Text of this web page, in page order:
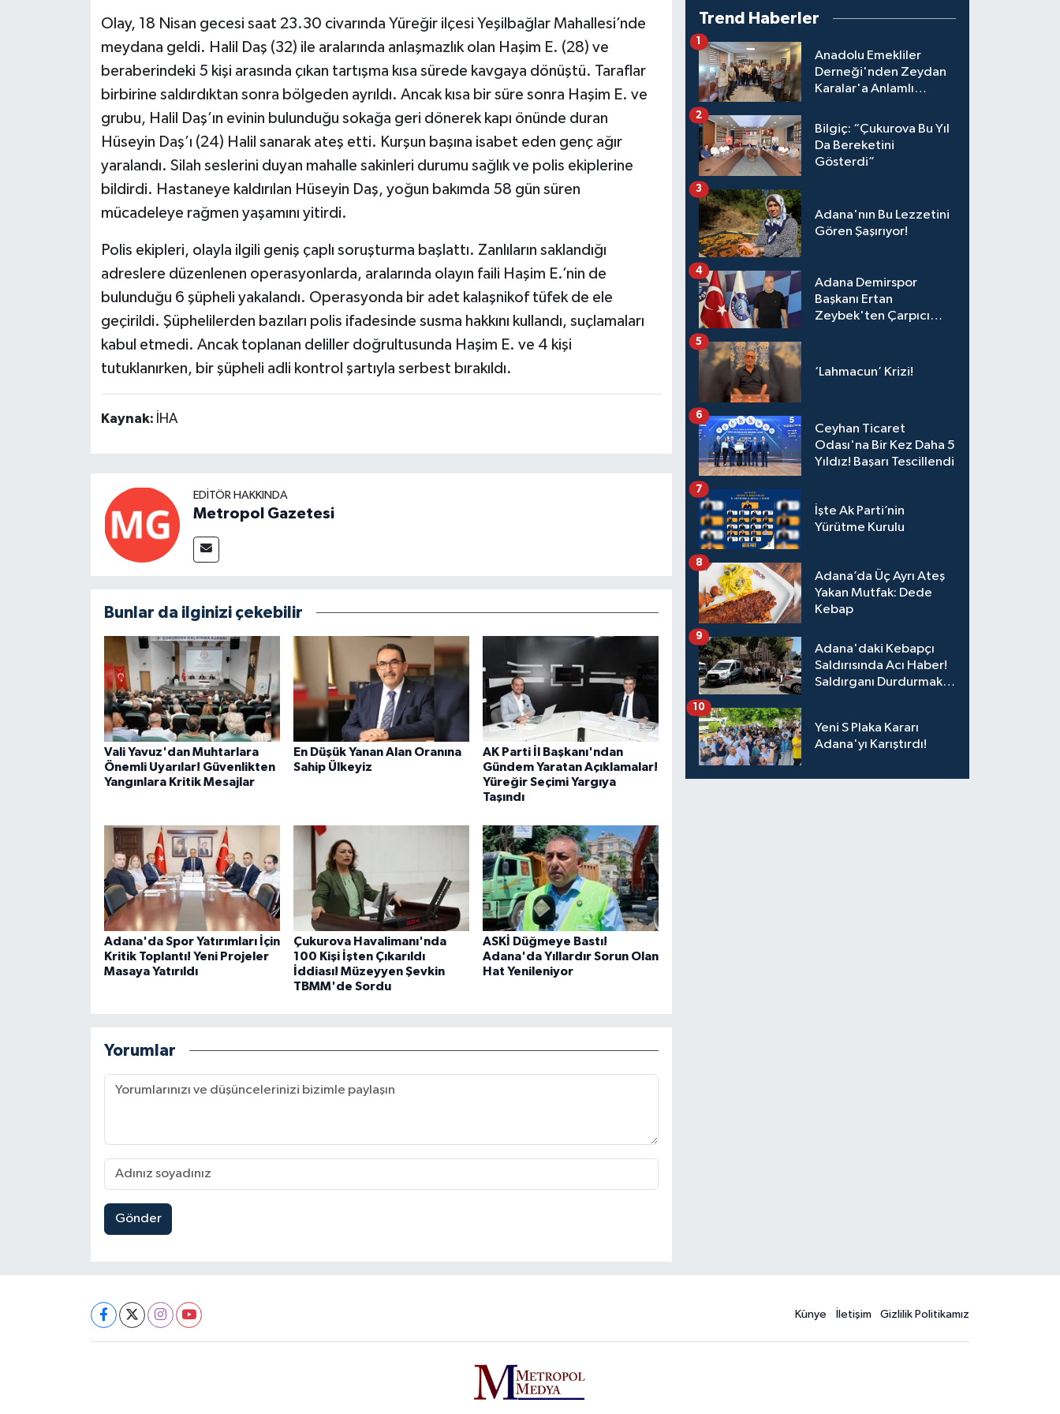
Olay, 18 Nisan gecesi saat 23.30 civarında Yüreğir ilçesi Yeşilbağlar Mahallesi’nde
meydana geldi. Halil Daş (32) ile aralarında anlaşmazlık olan Haşim E. (28) ve
beraberindeki 5 kişi arasında çıkan tartışma kısa sürede kavgaya dönüştü. Taraflar
birbirine saldırdıktan sonra bölgeden ayrıldı. Ancak kısa bir süre sonra Haşim E. ve
grubu, Halil Daş’ın evinin bulunduğu sokağa geri dönerek kapı önünde duran
Hüseyin Daş’ı (24) Halil sanarak ateş etti. Kurşun başına isabet eden genç ağır
yaralandı. Silah seslerini duyan mahalle sakinleri durumu sağlık ve polis ekiplerine
bildirdi. Hastaneye kaldırılan Hüseyin Daş, yoğun bakımda 58 gün süren
mücadeleye rağmen yaşamını yitirdi.
Polis ekipleri, olayla ilgili geniş çaplı soruşturma başlattı. Zanlıların saklandığı
adreslere düzenlenen operasyonlarda, aralarında olayın faili Haşim E.’nin de
bulunduğu 6 şüpheli yakalandı. Operasyonda bir adet kalaşnikof tüfek de ele
geçirildi. Şüphelilerden bazıları polis ifadesinde susma hakkını kullandı, suçlamaları
kabul etmedi. Ancak toplanan deliller doğrultusunda Haşim E. ve 4 kişi
tutuklanırken, bir şüpheli adli kontrol şartıyla serbest bırakıldı.
Kaynak: İHA
EDITÖR HAKKINDA
Metropol Gazetesi
Bunlar da ilginizi çekebilir
Vali Yavuz'dan Muhtarlara
Önemli Uyarılar! Güvenlikten
Yangınlara Kritik Mesajlar
En Düşük Yanan Alan Oranına
Sahip Ülkeyiz
AK Parti İl Başkanı'ndan
Gündem Yaratan Açıklamalar!
Yüreğir Seçimi Yargıya
Taşındı
Adana'da Spor Yatırımları İçin
Kritik Toplantı! Yeni Projeler
Masaya Yatırıldı
Çukurova Havalimanı'nda
100 Kişi İşten Çıkarıldı
İddiası! Müzeyyen Şevkin
TBMM'de Sordu
ASKİ Düğmeye Bastı!
Adana'da Yıllardır Sorun Olan
Hat Yenileniyor
Yorumlar
Gönder
Trend Haberler
Anadolu Emekliler
Derneği'nden Zeydan
Karalar'a Anlamlı
1
Bilgiç: “Çukurova Bu Yıl
Da Bereketini
Gösterdi”
2
Adana'nın Bu Lezzetini
Gören Şaşırıyor!
3
Adana Demirspor
Başkanı Ertan
Zeybek'ten Çarpıcı
Sürer"
4
‘Lahmacun’ Krizi!
5
Ceyhan Ticaret
Odası'na Bir Kez Daha 5
Yıldız! Başarı Tescillendi
6
İşte Ak Parti’nin
Yürütme Kurulu
7
Adana’da Üç Ayrı Ateş
Yakan Mutfak: Dede
Kebap
8
Adana'daki Kebapçı
Saldırısında Acı Haber!
Saldırganı Durdurmak
9
Yeni S Plaka Kararı
Adana'yı Karıştırdı!
10
Künye İletişim Gizlilik Politikamız